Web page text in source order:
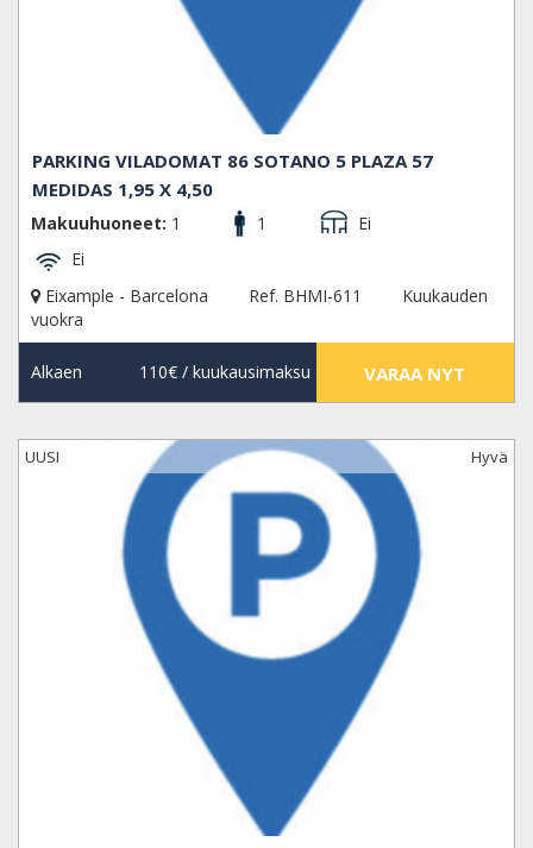
PARKING VILADOMAT 86 SOTANO 5 PLAZA 57
MEDIDAS 1,95 X 4,50
Makuuhuoneet: 1 1
Ei
Ei
Eixample - Barcelona
Ref. BHMI-611
Kuukauden
vuokra
Alkaen 110€/ kuukausimaksu VARAA NYT
UUSI Hyvä